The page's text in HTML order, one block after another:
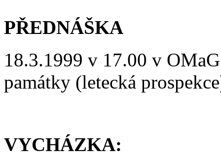
PŘEDNÁŠKA
18.3.1999 v 17.00 v
památky (letecká
VYCHÁZKA: